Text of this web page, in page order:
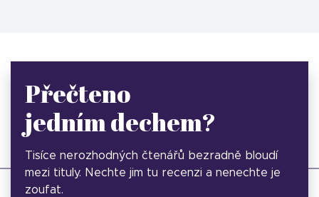
Přečteno
jedním dechem?
Tisíce nerozhodných čtenářů bezradně bloudí
mezi tituly. Nechte jim tu recenzi a nenechte je
zoufat.